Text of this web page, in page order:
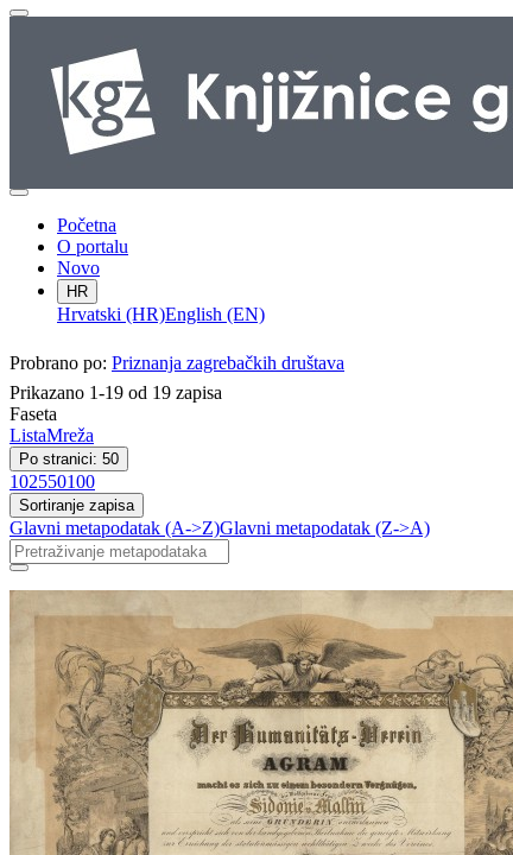
Početna
O portalu
Novo
HR
Hrvatski (HR)English (EN)
Probrano po: Priznanja zagrebačkih društava
Prikazano 1-19 od 19 zapisa
Faseta
ListaMreža
Po stranici: 50
102550100
Sortiranje zapisa
Glavni metapodatak (A->Z)Glavni metapodatak (Z->A)